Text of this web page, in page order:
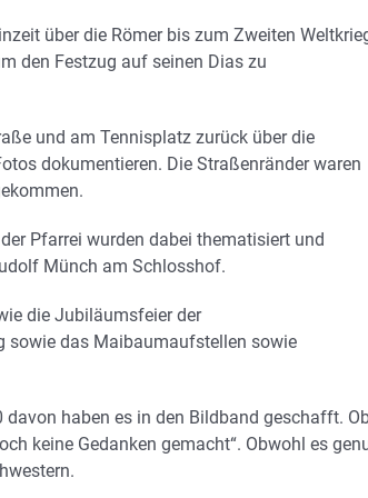
über die Römer bis zum Zweiten
den Festzug auf seinen Dias zu
und am Tennisplatz zurück über die
dokumentieren. Die Straßenränder waren
Pfarrei wurden dabei thematisiert und
Münch am Schlosshof.
die Jubiläumsfeier der
sowie das Maibaumaufstellen sowie
haben es in den Bildband geschafft.
keine Gedanken gemacht“. Obwohl es